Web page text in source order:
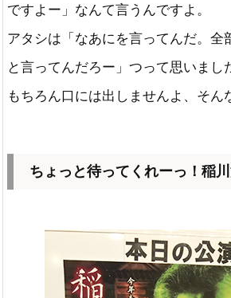
ですよー」なんて言うんですよ。
アタシは「なあにを言ってんだ。全
と言ってんだろー」つって思いまし
もちろん口には出しませんよ、そん
ちょっと待ってくれーっ！稲